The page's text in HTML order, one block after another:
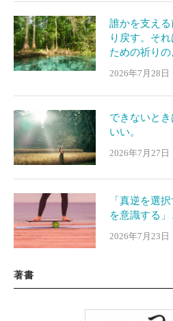
誰かを支え
り戻す。そ
ための祈りの
2026年7月28日
できないと
いい。
2026年7月27日
「真逆を選
を意識する」
2026年7月23日
著書